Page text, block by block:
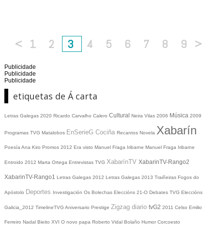
< 1 2 3 4 5 6 7 8 9 >
Publicidade
Publicidade
Publicidade
etiquetas de Á carta
Letras Galegas 2020 Ricardo Carvalho Calero Cultural Neira Vilas 2006 Música 2009
Programas TVG Matalobos EnSerieG Cociña Recantos Novela Xabarín
Poesía Ana Kiro Promos 2012 Era visto Manuel Fraga Iribarne Manuel Fraga Iribarne
Entroido 2012 Marta Ortega Entrevistas TVG XabarínTV XabarinTV-Rango2
XabarinTV-Rango1 Letras Galegas 2012 Letras Galegas 2013 Traiñeiras Fogos do
Apóstolo Deportes Investigación Os Bolechas Eleccións 21-O Debates TVG Eleccións
Galicia_2012 TimelineTVG Aniversario Prestige Zigzag diario tvG2 2011 Celso Emilio
Ferreiro Nadal Bieito XVI O novo papa Roberto Vidal Bolaño Humor Corcoesto